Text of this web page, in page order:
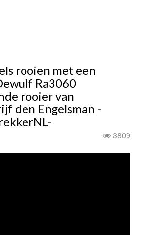
rooien met een
Ra3060
rooier van
den Engelsman -
3809